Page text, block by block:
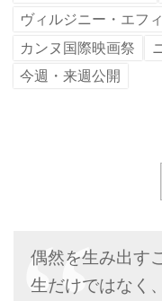
ヴィルジニー・エフ
カンヌ国際映画祭
今週・来週公開
偶然を生み出す
生だけではなく